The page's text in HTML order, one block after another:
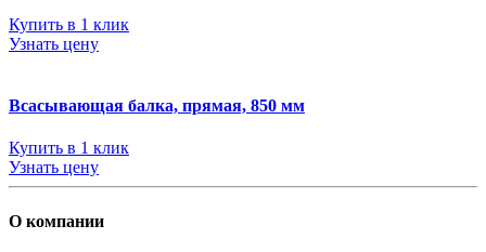
Купить в 1 клик
Узнать цену
Всасывающая балка, прямая, 850 мм
Купить в 1 клик
Узнать цену
О компании